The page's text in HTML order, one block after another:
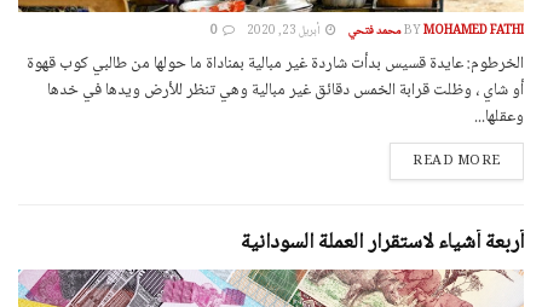
BYMOHAMED FATHI محمد فتحي أبريل 23, 2020
الخرطوم: عايدة قسيس بدأت شاردة غير مبالية بمناداة ما حولها من طالبي كوب قهوة
أو شاي ، وظلت قرابة الخمس دقائق غير مبالية وهي تنظر للأرض ويدها في خدها
وعقلها...
READ MORE
DETAILS
أربعة أشياء لاستقرار العملة السودانية